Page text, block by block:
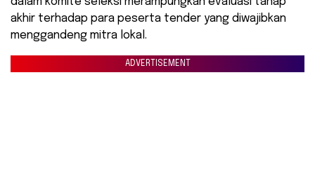
akhir terhadap para peserta tender yang diwajibkan
menggandeng mitra lokal.
ADVERTISEMENT